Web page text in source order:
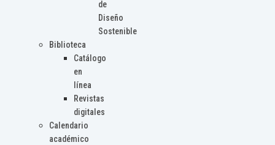
de
Diseño
Sostenible
Biblioteca
Catálogo
en
línea
Revistas
digitales
Calendario
académico